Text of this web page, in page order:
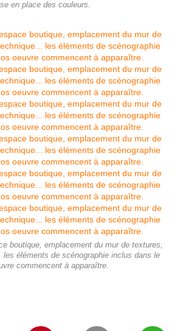
en place des couleurs.
boutique, emplacement du mur de textures,
éléments de scénographie inclus dans le
commencent à apparaître.